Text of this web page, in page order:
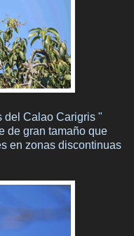
del Calao Carigris "
de gran tamaño que
en zonas discontinuas